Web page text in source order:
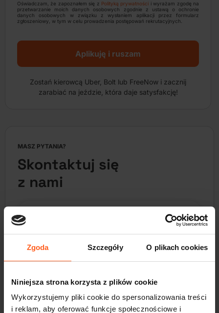
Zgoda Szczegóły O plikach cookies
Niniejsza strona korzysta z plików cookie
Wykorzystujemy pliki cookie do spersonalizowania treści
i reklam, aby oferować funkcje społecznościowe i
Oświadczam, że zapoznałem się z Polityką prywatności i wyrażam zgodę na
przetwarzanie moich danych osobowych zgodnie z ustawą o ochronie
danych osobowych w związku z wysłaniem aplikacji przez formularz
zgłoszeniowy, w tym w celu prowadzenia postępowań rekrutacyjnych.
Aplikuję i ruszam
Zostań kierowcą Uber, Bolt lub FreeNow i zacznij
zarabiać na jeździe, która daje satysfakcję!
MASZ PYTANIA?
Skontaktuj się
z nami
510 515 003